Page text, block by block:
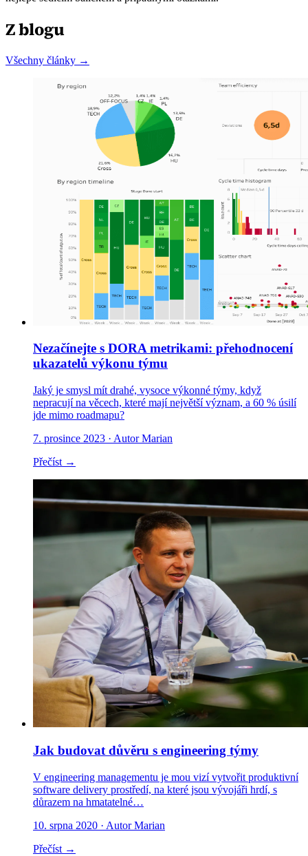
Z blogu
Všechny články →
Nezačínejte s DORA metrikami: přehodnocení
ukazatelů výkonu týmu
Jaký je smysl mít drahé, vysoce výkonné týmy, když
nepracují na věcech, které mají největší význam, a 60 % úsilí
jde mimo roadmapu?
7. prosince 2023 · Autor Marian
Přečíst →
Jak budovat důvěru s engineering týmy
V engineering managementu je mou vizí vytvořit produktivní
software delivery prostředí, na které jsou vývojáři hrdí, s
důrazem na hmatatelné…
10. srpna 2020 · Autor Marian
Přečíst →